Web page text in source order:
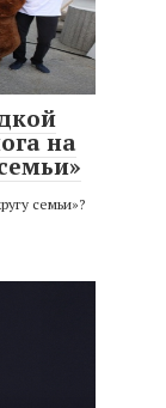
на
семьи»?